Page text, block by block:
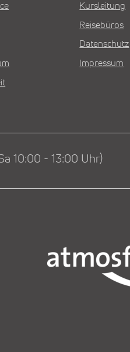
Kursleitung
Reisebüros
Datenschutz
Impressum
10:00 - 13:00 Uhr)